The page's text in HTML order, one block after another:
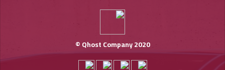
Qhost Company 2020 ©